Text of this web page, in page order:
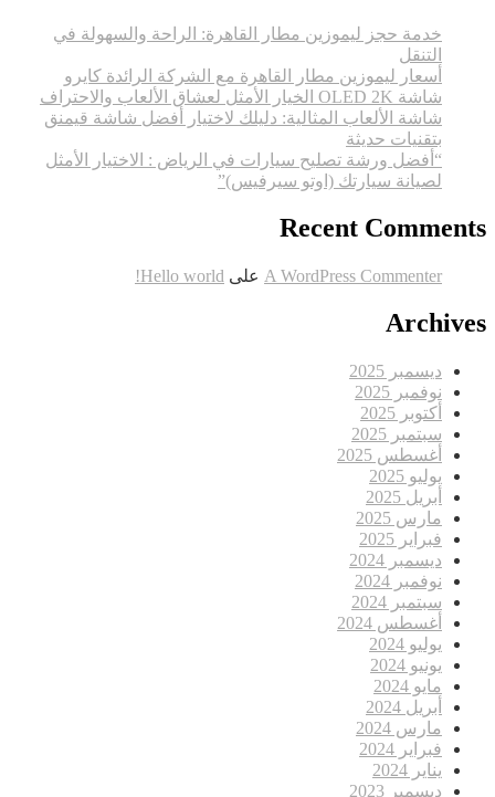
خدمة حجز ليموزين مطار القاهرة: الراحة والسهولة في
التنقل
أسعار ليموزين مطار القاهرة مع الشركة الرائدة كايرو
شاشة OLED 2K الخيار الأمثل لعشاق الألعاب والاحتراف
شاشة الألعاب المثالية: دليلك لاختيار أفضل شاشة قيمنق
بتقنيات حديثة
“أفضل ورشة تصليح سيارات في الرياض : الاختيار الأمثل
لصيانة سيارتك (اوتو سيرفيس)”
Recent Comments
A WordPress Commenter على Hello world!
Archives
ديسمبر 2025
نوفمبر 2025
أكتوبر 2025
سبتمبر 2025
أغسطس 2025
يوليو 2025
أبريل 2025
مارس 2025
فبراير 2025
ديسمبر 2024
نوفمبر 2024
سبتمبر 2024
أغسطس 2024
يوليو 2024
يونيو 2024
مايو 2024
أبريل 2024
مارس 2024
فبراير 2024
يناير 2024
ديسمبر 2023